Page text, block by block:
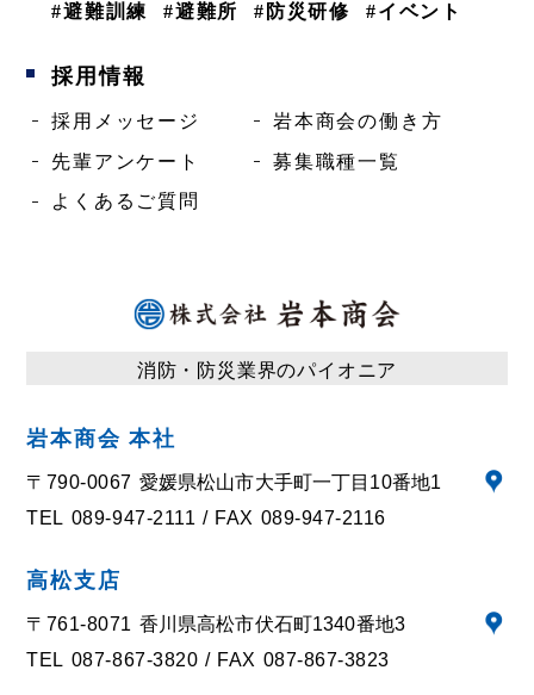
#避難訓練
#避難所 #防災研修 #イベント
採用情報
採用メッセージ
岩本商会の働き方
先輩アンケート
募集職種一覧
よくあるご質問
消防・防災業界のパイオニア
岩本商会 本社
〒790-0067 愛媛県松山市大手町一丁目10番地1
TEL 089-947-2111 FAX 089-947-2116
高松支店
〒761-8071 香川県高松市伏石町1340番地3
TEL 087-867-3820 FAX 087-867-3823